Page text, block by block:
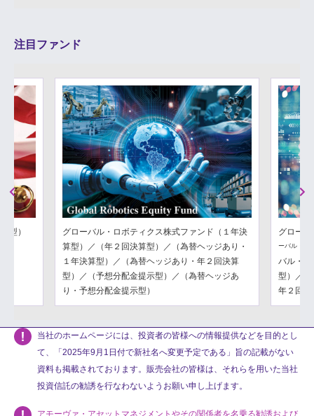
注目ファンド
Previous
型）
グローバル・ロボティクス株式ファンド（１年決
算型）／（年２回決算型）／（為替ヘッジあり・
１年決算型）／（為替ヘッジあり・年２回決算
型）／（予想分配金提示型）／（為替ヘッジあ
り・予想分配金提示型）
グロー
ーバル・フ
バル・フ
型）／（
年２回決
Next
当社のホームページには、投資者の皆様への情報提供などを目的とし
て、「2025年9月1日付で新社名へ変更予定である」旨の記載がない
資料も掲載されております。販売会社の皆様は、それらを用いた当社
投資信託の勧誘を行なわないようお願い申し上げます。